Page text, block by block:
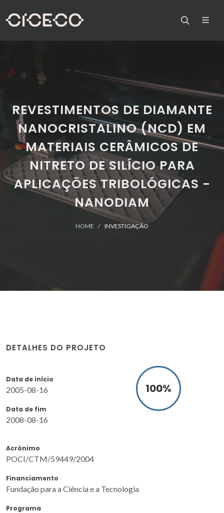
REVESTIMENTOS DE DIAMANTE
NANOCRISTALINO (NCD) EM
MATERIAIS CERÂMICOS DE
NITRETO DE SILÍCIO PARA
APLICAÇÕES TRIBOLÓGICAS -
NANODIAM
HOME INVESTIGAÇÃO
DETALHES DO PROJETO
Data de início
2005-08-16
Data de fim
2008-08-16
100%
Acrónimo
POCI/CTM/59449/2004
Financiamento
Fundação para a Ciência e a Tecnologia
Programa